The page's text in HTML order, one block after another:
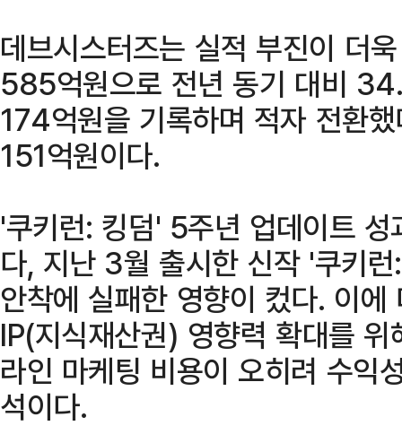
데브시스터즈는 실적 부진이 더
585억원으로 전년 동기 대비
174억원을 기록하며 적자 전환
151억원이다.
'쿠키런: 킹덤' 5주년 업데이트
다, 지난 3월 출시한 신작 '쿠키
안착에 실패한 영향이 컸다. 이
IP(지식재산권) 영향력 확대를
라인 마케팅 비용이 오히려 수익
석이다.